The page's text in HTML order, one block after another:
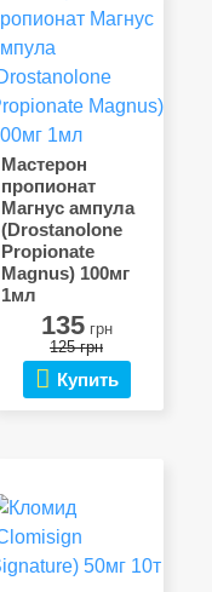
Мастерон
пропионат
Магнус ампула
(Drostanolone
Propionate
Magnus) 100мг
1мл
135грн
125 грн
Купить